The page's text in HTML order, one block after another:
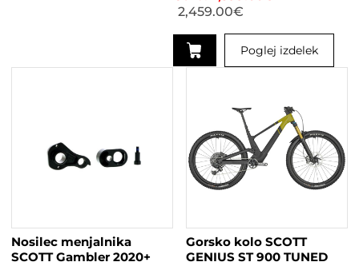
2,459.00€
Poglej izdelek
različic.
Možnosti
lahko
izberete
strani
izdelka
Gorsko kolo SCOTT
GENIUS ST 900 TUNED
Nosilec menjalnika
SCOTT Gambler 2020+